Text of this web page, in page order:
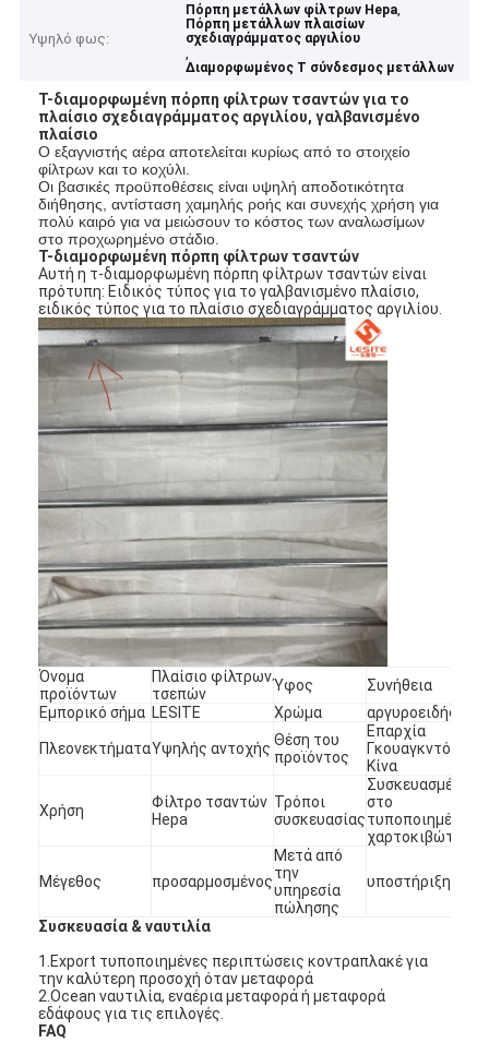
Υψηλό φως:
Πόρπη μετάλλων φίλτρων Hepa,
Πόρπη μετάλλων πλαισίων
σχεδιαγράμματος αργιλίου
,
Διαμορφωμένος Τ σύνδεσμος μετάλλων
Τ-διαμορφωμένη πόρπη φίλτρων τσαντών για το
πλαίσιο σχεδιαγράμματος αργιλίου, γαλβανισμένο
πλαίσιο
Ο εξαγνιστής αέρα αποτελείται κυρίως από το στοιχείο
φίλτρων και το κοχύλι.
Οι βασικές προϋποθέσεις είναι υψηλή αποδοτικότητα
διήθησης, αντίσταση χαμηλής ροής και συνεχής χρήση για
πολύ καιρό για να μειώσουν το κόστος των αναλωσίμων
στο προχωρημένο στάδιο.
Τ-διαμορφωμένη πόρπη φίλτρων τσαντών
Αυτή η τ-διαμορφωμένη πόρπη φίλτρων τσαντών είναι
πρότυπη: Ειδικός τύπος για το γαλβανισμένο πλαίσιο,
ειδικός τύπος για το πλαίσιο σχεδιαγράμματος αργιλίου.
Όνομα
προϊόντων
Πλαίσιο φίλτρων
τσεπών
Ύφος
Συνήθεια
Εμπορικό σήμα LESITE Χρώμα αργυροειδής
ΠλεονεκτήματαΥψηλής αντοχής Θέση του
προϊόντος
Επαρχία
Γκουαγκντόνγκ,
Κίνα
Χρήση
Φίλτρο τσαντών
Hepa
Τρόποι
συσκευασίας
Συσκευασμένος
στο
τυποποιημένο
χαρτοκιβώτιο
Μέγεθος προσαρμοσμένος
Μετά από
την
υπηρεσία
πώλησης
υποστήριξη
Συσκευασία & ναυτιλία
1.Export τυποποιημένες περιπτώσεις κοντραπλακέ για
την καλύτερη προσοχή όταν μεταφορά
2.Ocean ναυτιλία, εναέρια μεταφορά ή μεταφορά
εδάφους για τις επιλογές.
FAQ